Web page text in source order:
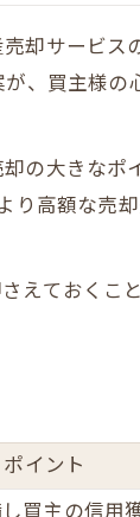
却サービス
、買主様の
の大きなポ
り高額な売
えておくこ
イント